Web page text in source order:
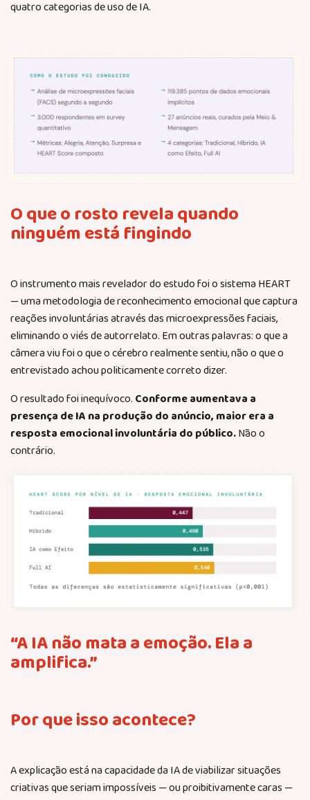
quatro categorias de uso de IA.
O que o rosto revela quando
ninguém está fingindo
O instrumento mais revelador do estudo foi o sistema HEART
— uma metodologia de reconhecimento emocional que captura
reações involuntárias através das microexpressões faciais,
eliminando o viés de autorrelato. Em outras palavras: o que a
câmera viu foi o que o cérebro realmente sentiu, não o que o
entrevistado achou politicamente correto dizer.
O resultado foi inequívoco. Conforme aumentava a
presença de IA na produção do anúncio, maior era a
resposta emocional involuntária do público.Não o
contrário.
“A IA não mata a emoção. Ela a
amplifica.”
Por que isso acontece?
A explicação está na capacidade da IA de viabilizar situações
criativas que seriam impossíveis — ou proibitivamente caras —